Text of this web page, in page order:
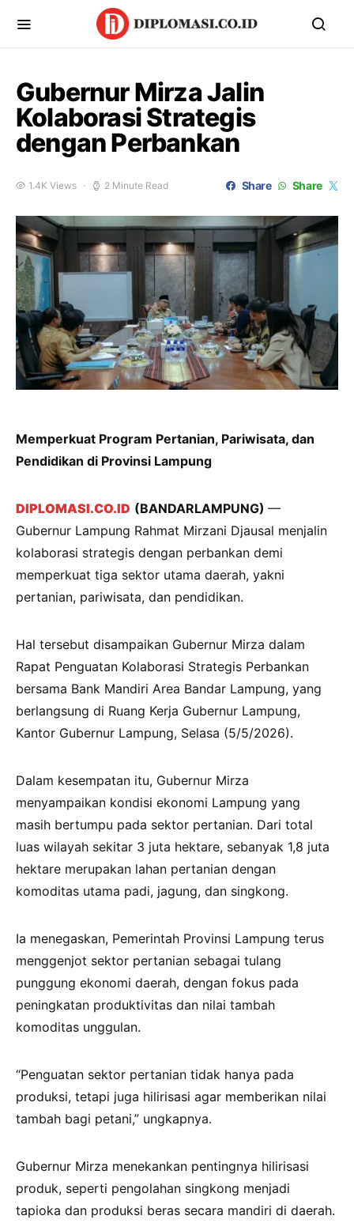
Gubernur Mirza Jalin
Kolaborasi Strategis
dengan Perbankan
1.4K Views 2 Minute Read Share Share
Memperkuat Program Pertanian, Pariwisata, dan
Pendidikan di Provinsi Lampung
DIPLOMASI.CO.ID (BANDARLAMPUNG) —
Gubernur Lampung Rahmat Mirzani Djausal menjalin
kolaborasi strategis dengan perbankan demi
memperkuat tiga sektor utama daerah, yakni
pertanian, pariwisata, dan pendidikan.
Hal tersebut disampaikan Gubernur Mirza dalam
Rapat Penguatan Kolaborasi Strategis Perbankan
bersama Bank Mandiri Area Bandar Lampung, yang
berlangsung di Ruang Kerja Gubernur Lampung,
Kantor Gubernur Lampung, Selasa (5/5/2026).
Dalam kesempatan itu, Gubernur Mirza
menyampaikan kondisi ekonomi Lampung yang
masih bertumpu pada sektor pertanian. Dari total
luas wilayah sekitar 3 juta hektare, sebanyak 1,8 juta
hektare merupakan lahan pertanian dengan
komoditas utama padi, jagung, dan singkong.
Ia menegaskan, Pemerintah Provinsi Lampung terus
menggenjot sektor pertanian sebagai tulang
punggung ekonomi daerah, dengan fokus pada
peningkatan produktivitas dan nilai tambah
komoditas unggulan.
“Penguatan sektor pertanian tidak hanya pada
produksi, tetapi juga hilirisasi agar memberikan nilai
tambah bagi petani,” ungkapnya.
Gubernur Mirza menekankan pentingnya hilirisasi
produk, seperti pengolahan singkong menjadi
tapioka dan produksi beras secara mandiri di daerah.